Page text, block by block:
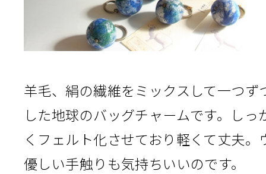
羊毛、絹の繊維をミックスして一つず
した地球のバッグチャームです。しっ
くフェルト化させており軽くて丈夫。
優しい手触りも気持ちいいのです。